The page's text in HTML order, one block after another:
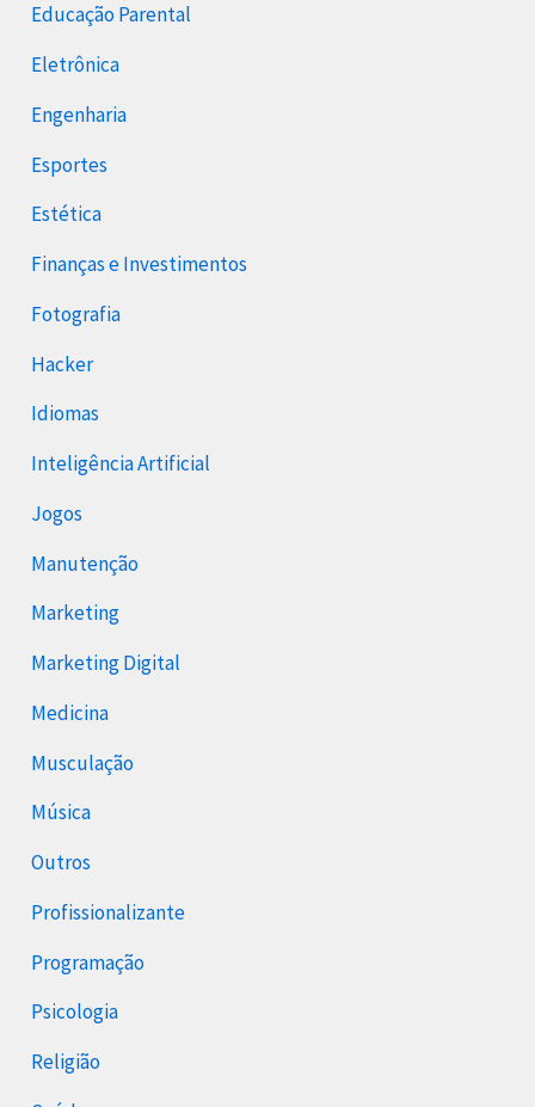
Educação Parental
Eletrônica
Engenharia
Esportes
Estética
Finanças e Investimentos
Fotografia
Hacker
Idiomas
Inteligência Artificial
Jogos
Manutenção
Marketing
Marketing Digital
Medicina
Musculação
Música
Outros
Profissionalizante
Programação
Psicologia
Religião